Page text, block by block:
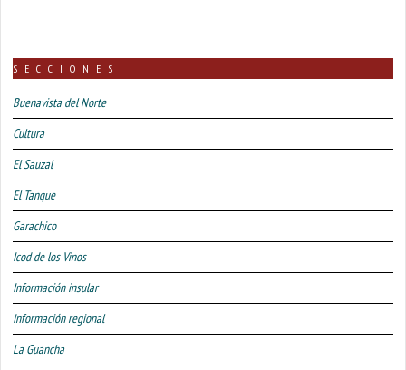
SECCIONES
Buenavista del Norte
Cultura
El Sauzal
El Tanque
Garachico
Icod de los Vinos
Información insular
Información regional
La Guancha